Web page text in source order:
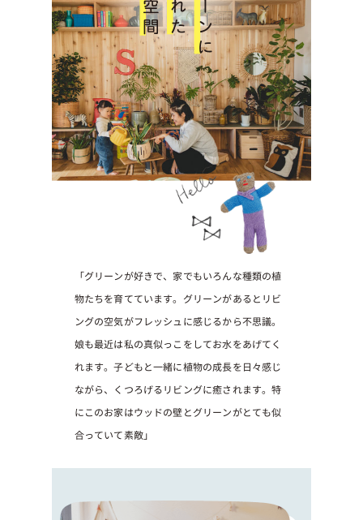
「グリーンが好きで、家でもいろんな種類の植
物たちを育てています。グリーンがあるとリビ
ングの空気がフレッシュに感じるから不思議。
娘も最近は私の真似っこをしてお水をあげてく
れます。子どもと一緒に植物の成長を日々感じ
ながら、くつろげるリビングに癒されます。特
にこのお家はウッドの壁とグリーンがとても似
合っていて素敵」